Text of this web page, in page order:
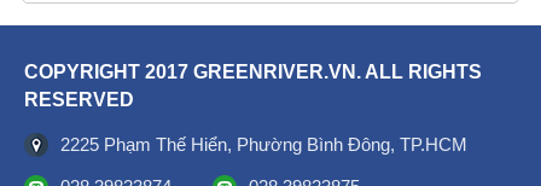
COPYRIGHT 2017 GREENRIVER.VN. ALL RIGHTS
RESERVED
2225 Phạm Thế Hiển, Phường Bình Đông, TP.HCM